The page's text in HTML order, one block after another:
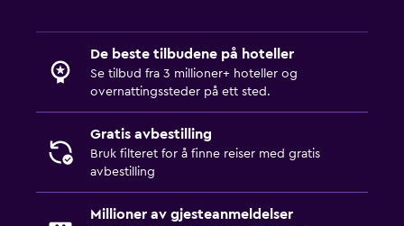
De beste tilbudene på hoteller
Se tilbud fra 3 millioner+ hoteller og
overnattingssteder på ett sted.
Gratis avbestilling
Bruk filteret for å finne reiser med gratis
avbestilling
Millioner av gjesteanmeldelser